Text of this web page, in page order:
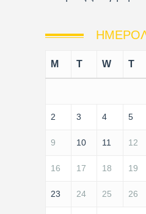
M T W T
2 3 4 5
9 10 11 12
16 17 18 19
23 24 25 26